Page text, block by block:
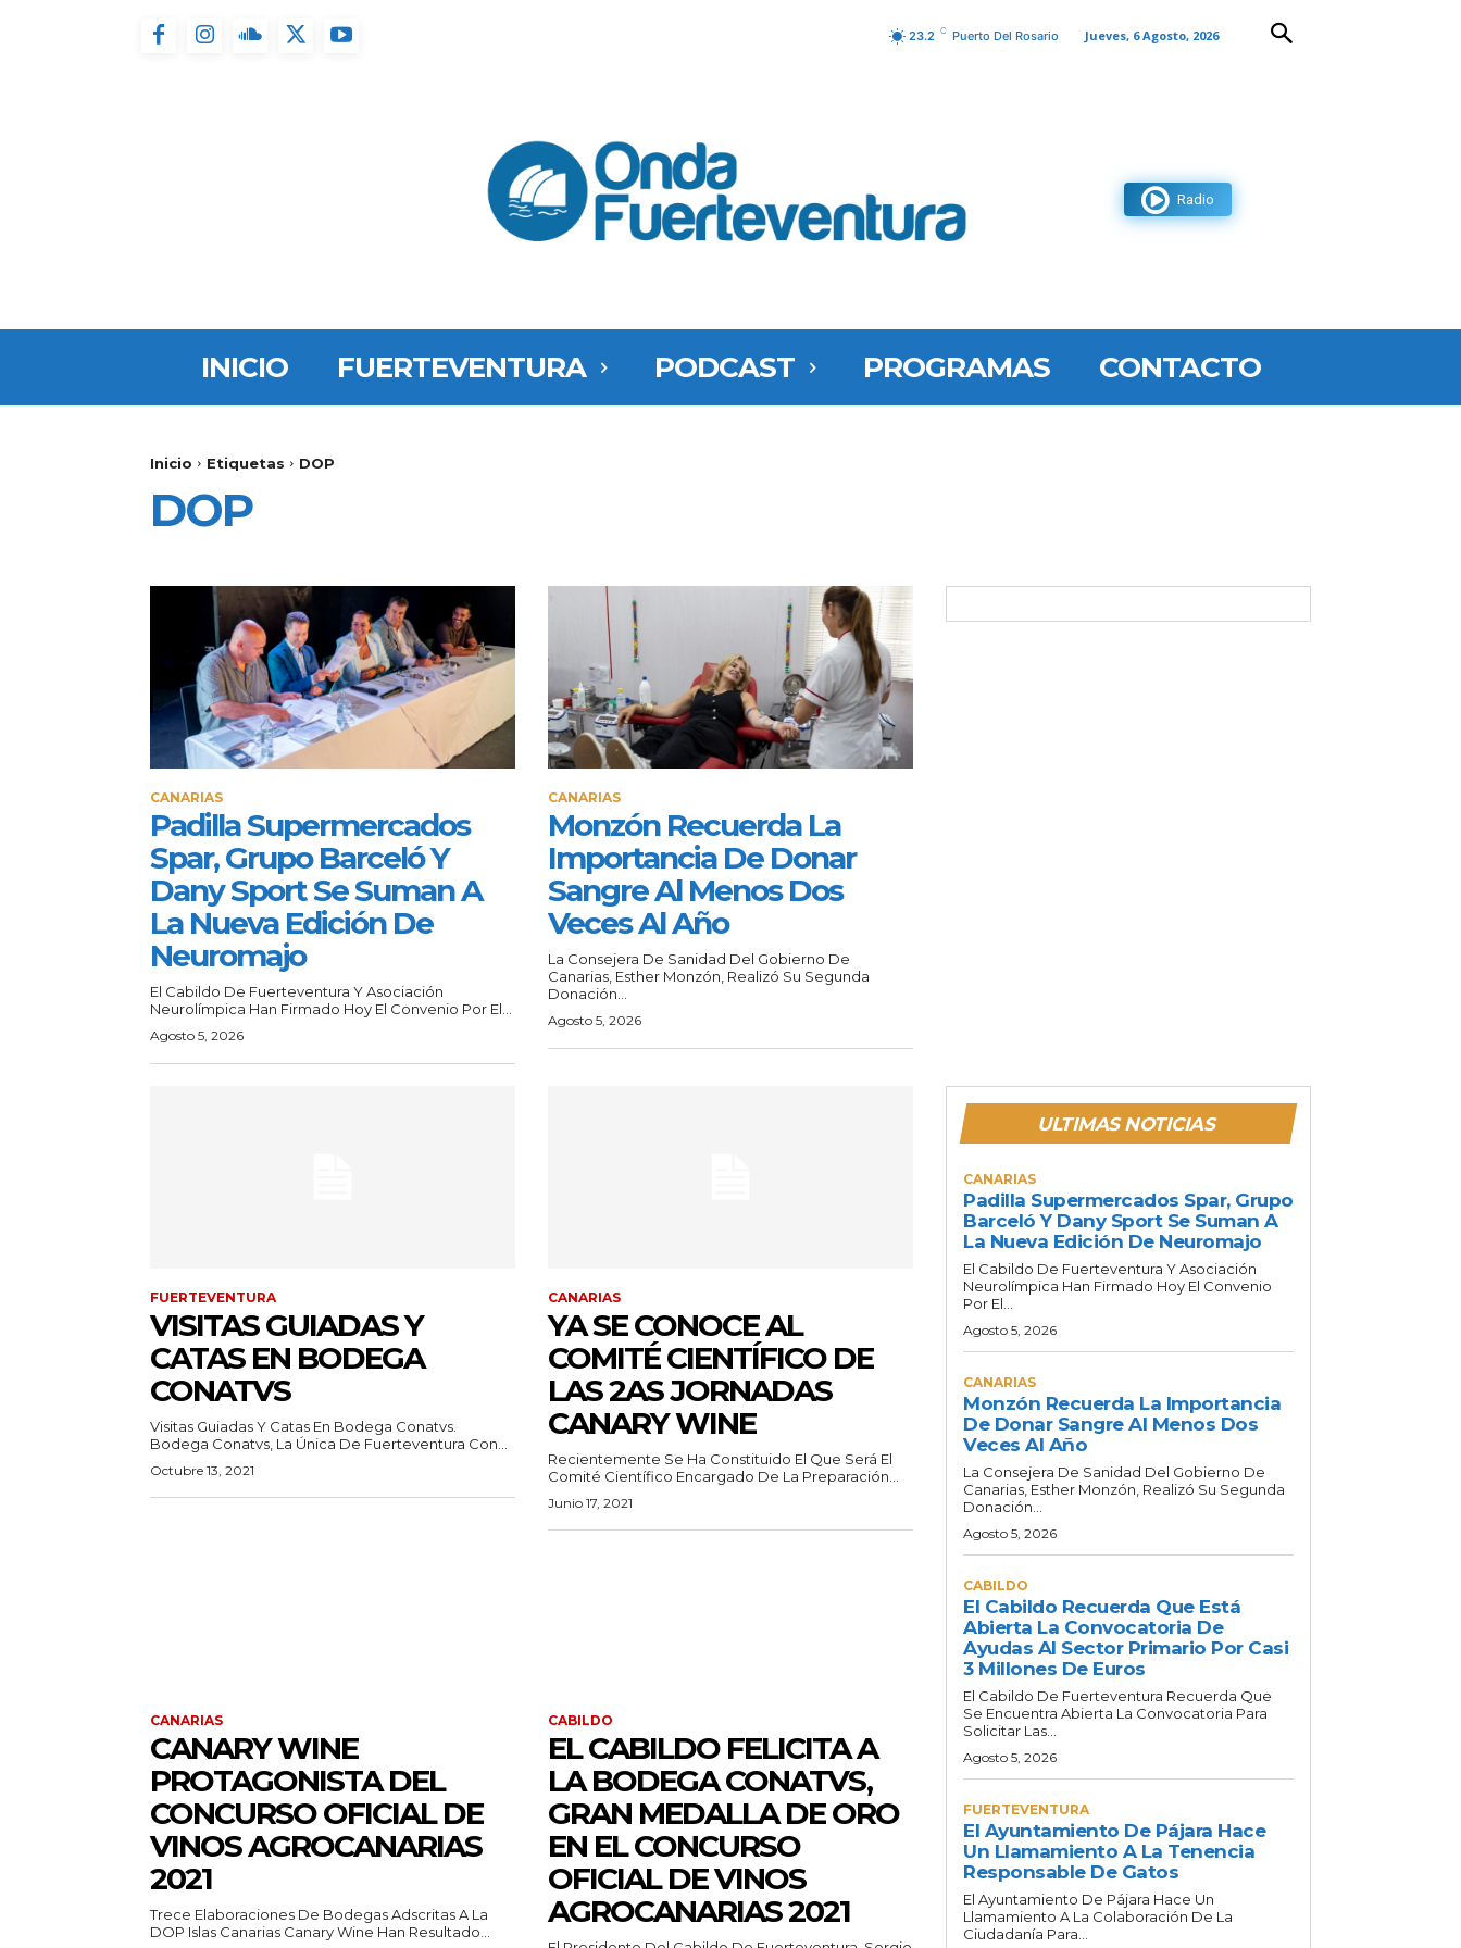
23.2 C Puerto Del Rosario Jueves, 6 Agosto, 2026
Radio
INICIO FUERTEVENTURA PODCAST PROGRAMAS CONTACTO
Inicio Etiquetas DOP
DOP
CANARIAS
Padilla Supermercados
Spar, Grupo Barceló Y
Dany Sport Se Suman A
La Nueva Edición De
Neuromajo
El Cabildo De Fuerteventura Y Asociación
Neurolímpica Han Firmado Hoy El Convenio Por El...
Agosto 5, 2026
CANARIAS
Monzón Recuerda La
Importancia De Donar
Sangre Al Menos Dos
Veces Al Año
La Consejera De Sanidad Del Gobierno De
Canarias, Esther Monzón, Realizó Su Segunda
Donación...
Agosto 5, 2026
FUERTEVENTURA
VISITAS GUIADAS Y
CATAS EN BODEGA
CONATVS
Visitas Guiadas Y Catas En Bodega Conatvs.
Bodega Conatvs, La Única De Fuerteventura Con...
Octubre 13, 2021
CANARIAS
YA SE CONOCE AL
COMITÉ CIENTÍFICO DE
LAS 2AS JORNADAS
CANARY WINE
Recientemente Se Ha Constituido El Que Será El
Comité Científico Encargado De La Preparación...
Junio 17, 2021
CANARIAS
CANARY WINE
PROTAGONISTA DEL
CONCURSO OFICIAL DE
VINOS AGROCANARIAS
2021
Trece Elaboraciones De Bodegas Adscritas A La
DOP Islas Canarias Canary Wine Han Resultado...
CABILDO
EL CABILDO FELICITA A
LA BODEGA CONATVS,
GRAN MEDALLA DE ORO
EN EL CONCURSO
OFICIAL DE VINOS
AGROCANARIAS 2021
ULTIMAS NOTICIAS
CANARIAS
Padilla Supermercados Spar, Grupo
Barceló Y Dany Sport Se Suman A
La Nueva Edición De Neuromajo
El Cabildo De Fuerteventura Y Asociación
Neurolímpica Han Firmado Hoy El Convenio
Por El...
Agosto 5, 2026
CANARIAS
Monzón Recuerda La Importancia
De Donar Sangre Al Menos Dos
Veces Al Año
La Consejera De Sanidad Del Gobierno De
Canarias, Esther Monzón, Realizó Su Segunda
Donación...
Agosto 5, 2026
CABILDO
El Cabildo Recuerda Que Está
Abierta La Convocatoria De
Ayudas Al Sector Primario Por Casi
3 Millones De Euros
El Cabildo De Fuerteventura Recuerda Que
Se Encuentra Abierta La Convocatoria Para
Solicitar Las...
Agosto 5, 2026
FUERTEVENTURA
El Ayuntamiento De Pájara Hace
Un Llamamiento A La Tenencia
Responsable De Gatos
El Ayuntamiento De Pájara Hace Un
Llamamiento A La Colaboración De La
Ciudadanía Para...